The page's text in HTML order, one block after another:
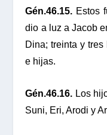
Gén.46.15. Estos
dio a luz a Jacob
Dina; treinta y
e hijas.
Gén.46.16. Los
Suni, Eri, Arodi y